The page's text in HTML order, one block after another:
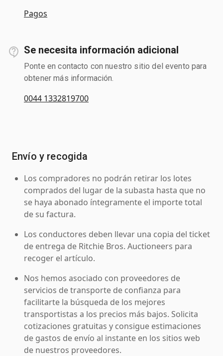
Pagos
Se necesita información adicional
Ponte en contacto con nuestro sitio del evento para
obtener más información.
0044 1332819700
Envío y recogida
Los compradores no podrán retirar los lotes
comprados del lugar de la subasta hasta que no
se haya abonado íntegramente el importe total
de su factura.
Los conductores deben llevar una copia del ticket
de entrega de Ritchie Bros. Auctioneers para
recoger el artículo.
Nos hemos asociado con proveedores de
servicios de transporte de confianza para
facilitarte la búsqueda de los mejores
transportistas a los precios más bajos. Solicita
cotizaciones gratuitas y consigue estimaciones
de gastos de envío al instante en los sitios web
de nuestros proveedores.